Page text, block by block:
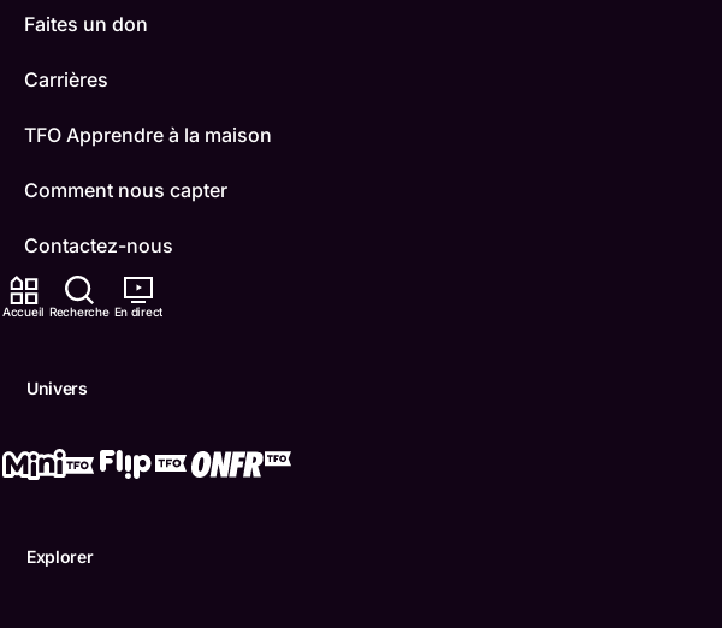
Accueil Recherche En direct
Univers
Explorer
Faites un don
Carrières
TFO Apprendre à la maison
Comment nous capter
Contactez-nous
ONFR
Conditions d'utilisation